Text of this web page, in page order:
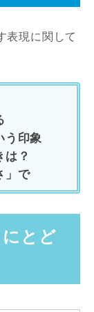
表現に関して
う印象
は？
」で
とど